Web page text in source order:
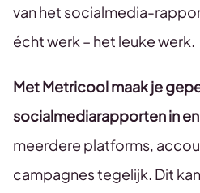
van het socialmedia-
écht werk – het leuke werk.
Met Metricool maak je
socialmediarapporten in
meerdere platforms,
campagnes tegelijk. Dit